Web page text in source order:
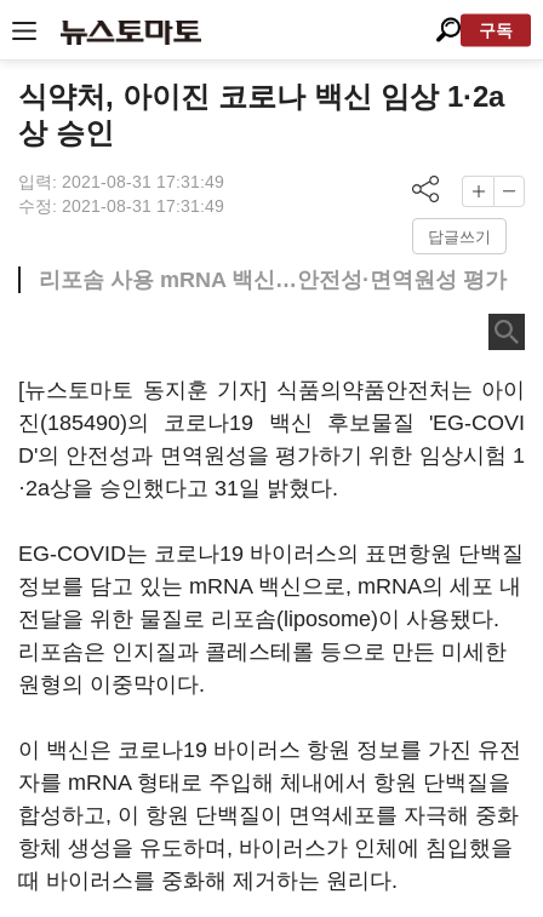
구독
식약처, 아이진 코로나 백신 임상 1·2a
상 승인
입력: 2021-08-31 17:31:49
수정: 2021-08-31 17:31:49
답글쓰기
리포솜 사용 mRNA 백신…안전성·면역원성 평가
[뉴스토마토 동지훈 기자] 식품의약품안전처는 아이
진(185490)의 코로나19 백신 후보물질 'EG-COVI
D'의 안전성과 면역원성을 평가하기 위한 임상시험 1
·2a상을 승인했다고 31일 밝혔다.
EG-COVID는 코로나19 바이러스의 표면항원 단백질
정보를 담고 있는 mRNA 백신으로, mRNA의 세포 내
전달을 위한 물질로 리포솜(liposome)이 사용됐다.
리포솜은 인지질과 콜레스테롤 등으로 만든 미세한
원형의 이중막이다.
이 백신은 코로나19 바이러스 항원 정보를 가진 유전
자를 mRNA 형태로 주입해 체내에서 항원 단백질을
합성하고, 이 항원 단백질이 면역세포를 자극해 중화
항체 생성을 유도하며, 바이러스가 인체에 침입했을
때 바이러스를 중화해 제거하는 원리다.